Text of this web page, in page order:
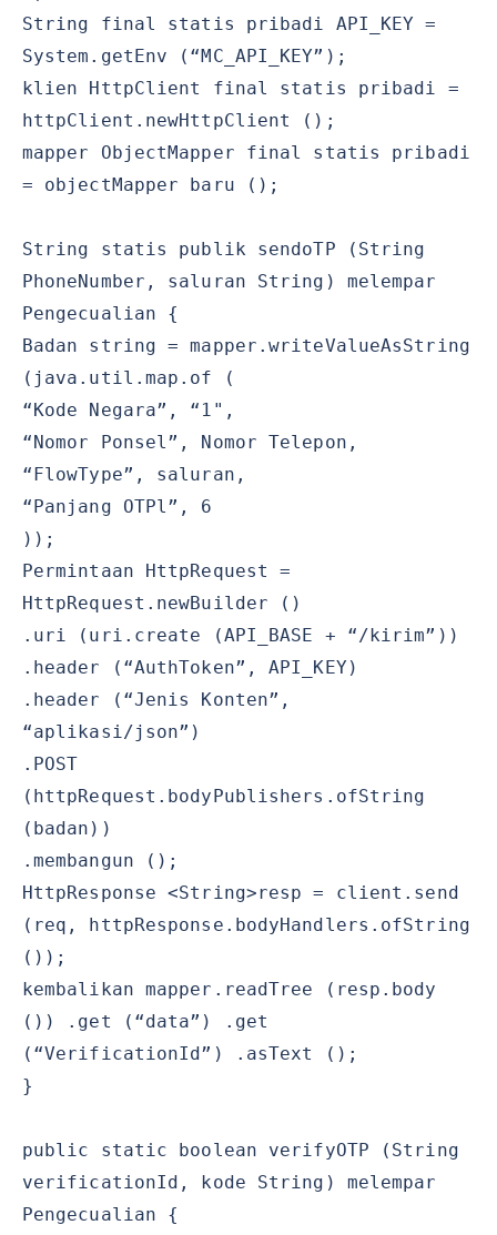
String final statis pribadi API_KEY =
System.getEnv (“MC_API_KEY”);
klien HttpClient final statis pribadi =
httpClient.newHttpClient ();
mapper ObjectMapper final statis pribadi
= objectMapper baru ();
String statis publik sendoTP (String
PhoneNumber, saluran String) melempar
Pengecualian {
Badan string = mapper.writeValueAsString
(java.util.map.of (
“Kode Negara”, “1",
“Nomor Ponsel”, Nomor Telepon,
“FlowType”, saluran,
“Panjang OTPl”, 6
));
Permintaan HttpRequest =
HttpRequest.newBuilder ()
.uri (uri.create (API_BASE + “/kirim”))
.header (“AuthToken”, API_KEY)
.header (“Jenis Konten”,
“aplikasi/json”)
.POST
(httpRequest.bodyPublishers.ofString
(badan))
.membangun ();
HttpResponse <String>resp = client.send
(req, httpResponse.bodyHandlers.ofString
());
kembalikan mapper.readTree (resp.body
()) .get (“data”) .get
(“VerificationId”) .asText ();
}
public static boolean verifyOTP (String
verificationId, kode String) melempar
Pengecualian {